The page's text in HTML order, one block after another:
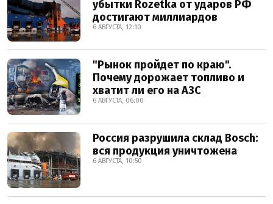
убытки Rozetka от ударов РФ
достигают миллиардов
6 АВГУСТА, 12:10
"Рынок пройдет по краю".
Почему дорожает топливо и
хватит ли его на АЗС
6 АВГУСТА, 06:00
Россия разрушила склад Bosch:
вся продукция уничтожена
6 АВГУСТА, 10:50